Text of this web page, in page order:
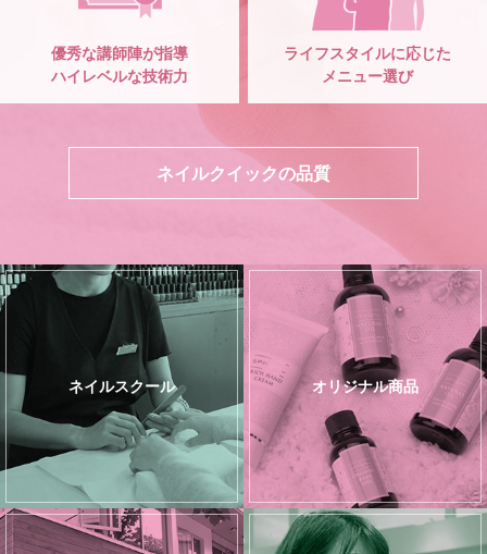
優秀な講師陣が指導
ハイレベルな技術力
ライフスタイルに応じた
メニュー選び
ネイルクイックの品質
ネイルスクール オリジナル商品